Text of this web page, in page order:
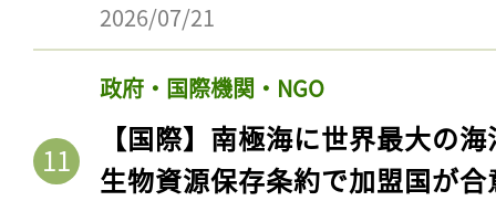
2026/07/21
政府・国際機関・NGO
【国際】南極海に世界最大の
生物資源保存条約で加盟国が合